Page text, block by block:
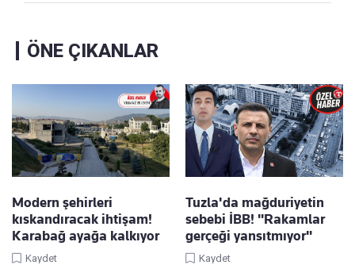
ÖNE ÇIKANLAR
Modern şehirleri
kıskandıracak ihtişam!
Karabağ ayağa kalkıyor
Kaydet
Tuzla'da mağduriyetin
sebebi İBB! "Rakamlar
gerçeği yansıtmıyor"
Kaydet